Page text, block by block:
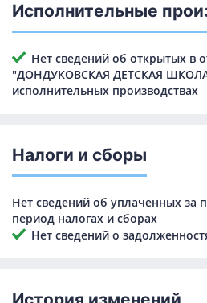
Исполнительные
Нет сведений об открытых в
"ДОНДУКОВСКАЯ ДЕТСКАЯ
исполнительных производствах
Налоги и сборы
Нет сведений об уплаченных за
период налогах и сборах
Нет сведений о